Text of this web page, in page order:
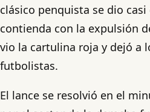
clásico penquista se dio
contienda con la expulsión
vio la cartulina roja y dejó a
futbolistas.
El lance se resolvió en el